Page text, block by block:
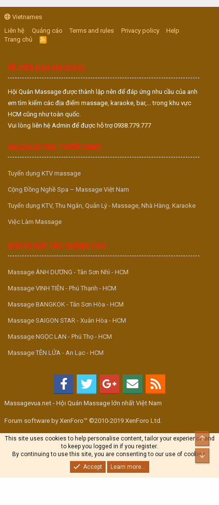
Vietnames
Liên hệ
Quảng cáo Terms and rules Privacy policy
Help
Trang chủ
R
S
VỀ DIỄN ĐÀN MASSAGE
Hội Quán Massage được thành lập nên để đáp ứng nhu cầu của anh
em tìm kiếm các địa điểm massage, karaoke, bar,... trong khu vực
HCM cũng như toàn quốc.
Vui lòng liên hệ Admin để được hỗ trợ 0938.779.777
MASSAGE VUA TUYỂN DỤNG
Tuyển dụng KTV massage
Cộng Đồng Nghề Spa – Massage Việt Nam
Tuyển dụng KTV, Thu Ngân, Quản Lý - Massage, Nhà Hàng, Karaoke
Việc Làm Massage
ĐƠN VỊ HỢP TÁC QUẢNG CÁO
Massage ÁNH DƯƠNG - Tân Sơn Nhì - HCM
Massage VINH TIÊN - Phú Thạnh - HCM
Massage BANGKOK - Tân Sơn Hòa - HCM
Massage SAIGON STAR - Xuân Hòa - HCM
Massage NGỌC LAN - Phú Thọ - HCM
Massage TÊN LỬA - An Lạc - HCM
Massagevua.net - Hội Quán Massage lớn nhất Việt Nam
Forum software by XenForo™ ©2010-2019 XenForo Ltd.
This site uses cookies to help personalise content, tailor your experience and
to keep you logged in if you register.
By continuing to use this site, you are consenting to our use of cookies.
Accept
Learn more...
Top